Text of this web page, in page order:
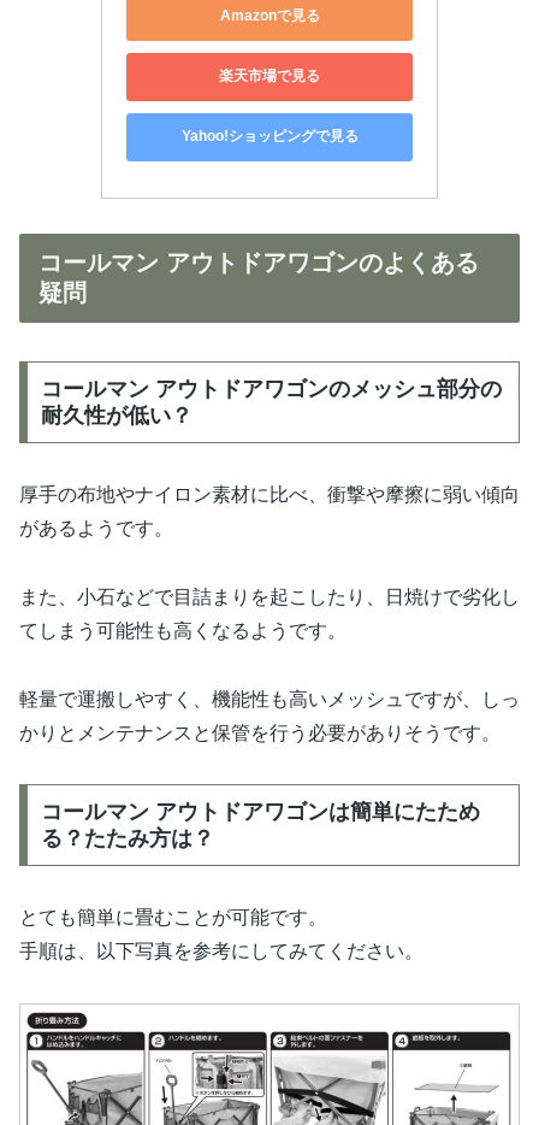
Amazonで見る
楽天市場で見る
Yahoo!ショッピングで見る
コールマン アウトドアワゴンのよくある
疑問
コールマン アウトドアワゴンのメッシュ部分の
耐久性が低い？
厚手の布地やナイロン素材に比べ、衝撃や摩擦に弱い傾向
があるようです。
また、小石などで目詰まりを起こしたり、日焼けで劣化し
てしまう可能性も高くなるようです。
軽量で運搬しやすく、機能性も高いメッシュですが、しっ
かりとメンテナンスと保管を行う必要がありそうです。
コールマン アウトドアワゴンは簡単にたため
る？たたみ方は？
とても簡単に畳むことが可能です。
手順は、以下写真を参考にしてみてください。